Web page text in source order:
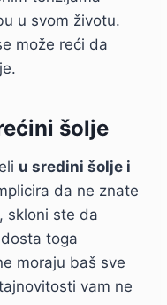
u svom životu.
može reći da
šolje
u sredini šolje i
da ne znate
skloni ste da
toga
moraju baš sve
vam ne